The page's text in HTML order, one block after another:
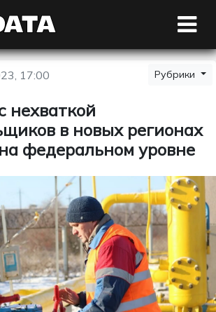
17:00 Рубрики
нехваткой
в новых регионах
федеральном уровне